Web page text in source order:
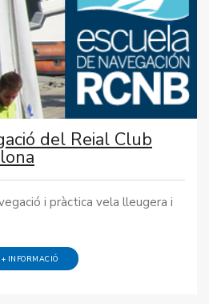
del Reial Club
i pràctica vela lleugera i
+ INFORMACIÓ